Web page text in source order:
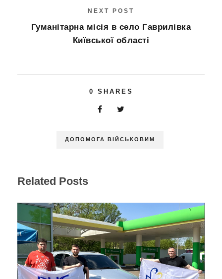
NEXT POST
Гуманітарна місія в село Гаврилівка
Київської області
0 SHARES
ДОПОМОГА ВІЙСЬКОВИМ
Related Posts